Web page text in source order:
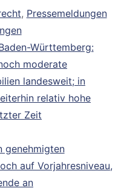
, Pressemeldungen
Württemberg:
moderate
landesweit; in
relativ hohe
Zeit
genehmigten
auf Vorjahresniveau,
an